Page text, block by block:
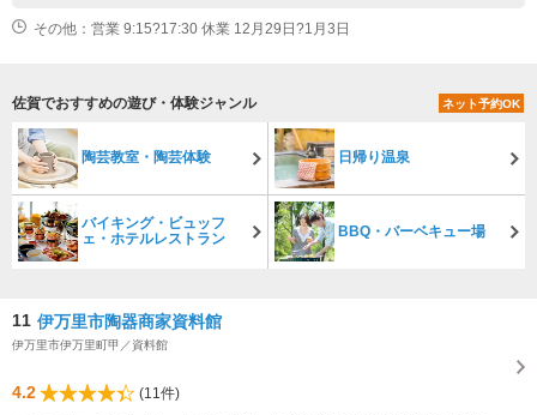
その他：営業 9:15?17:30 休業 12月29日?1月3日
佐賀でおすすめの遊び・体験ジャンル ネット予約OK
陶芸教室・陶芸体験 日帰り温泉
バイキング・ビュッフ
ェ・ホテルレストラン
BBQ・バーベキュー場
11 伊万里市陶器商家資料館
伊万里市伊万里町甲／資料館
4.2
(11件)